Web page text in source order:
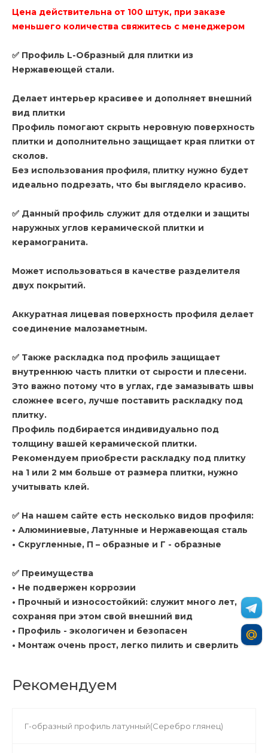
Цена действительна от 100 штук, при заказе
меньшего количества свяжитесь с менеджером
✅ Профиль L-Образный для плитки из
Нержавеющей стали.
Делает интерьер красивее и дополняет внешний
вид плитки
Профиль помогают скрыть неровную поверхность
плитки и дополнительно защищает края плитки от
сколов.
Без использования профиля, плитку нужно будет
идеально подрезать, что бы выглядело красиво.
✅ Данный профиль служит для отделки и защиты
наружных углов керамической плитки и
керамогранита.
Может использоваться в качестве разделителя
двух покрытий.
Аккуратная лицевая поверхность профиля делает
соединение малозаметным.
✅ Также раскладка под профиль защищает
внутреннюю часть плитки от сырости и плесени.
Это важно потому что в углах, где замазывать швы
сложнее всего, лучше поставить раскладку под
плитку.
Профиль подбирается индивидуально под
толщину вашей керамической плитки.
Рекомендуем приобрести раскладку под плитку
на 1 или 2 мм больше от размера плитки, нужно
учитывать клей.
✅ На нашем сайте есть несколько видов профиля:
• Алюминиевые, Латунные и Нержавеющая сталь
• Скругленные, П – образные и Г - образные
✅ Преимущества
• Не подвержен коррозии
• Прочный и износостойкий: служит много лет,
сохраняя при этом свой внешний вид
• Профиль - экологичен и безопасен
• Монтаж очень прост, легко пилить и сверлить
Рекомендуем
Г-образный профиль латунный(Серебро глянец)